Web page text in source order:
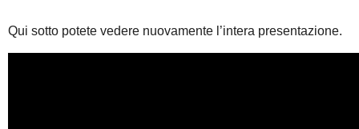
Qui sotto potete vedere nuovamente l’intera presentazione.